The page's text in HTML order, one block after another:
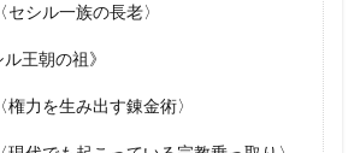
セシル一族の長老〉
ル王朝の祖》
権力を生み出す錬金術〉
ム運動
ズム
反カルト法